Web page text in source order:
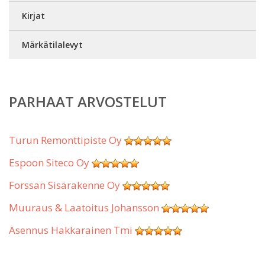
Kirjat
Märkätilalevyt
PARHAAT ARVOSTELUT
Turun Remonttipiste Oy
Espoon Siteco Oy
Forssan Sisärakenne Oy
Muuraus & Laatoitus Johansson
Asennus Hakkarainen Tmi